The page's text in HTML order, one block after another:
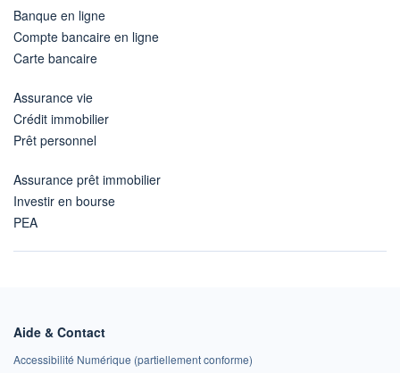
Banque en ligne
Compte bancaire en ligne
Carte bancaire
Assurance vie
Crédit immobilier
Prêt personnel
Assurance prêt immobilier
Investir en bourse
PEA
Aide & Contact
Accessibilité Numérique (partiellement conforme)